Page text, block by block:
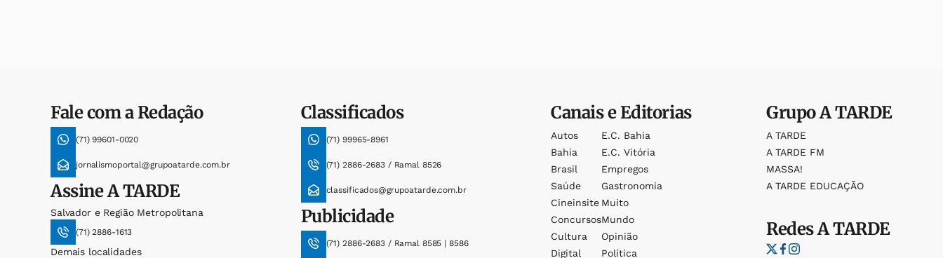
Fale com a Redação
(71) 99601-0020
jornalismoportal@grupoatarde.com.br
AssineA TARDE
Salvador e Região Metropolitana
(71) 2886-1613
Demais localidades
Classificados
(71) 99965-8961
(71) 2886-2683 / Ramal 8526
classificados@grupoatarde.com.br
Publicidade
(71) 2886-2683 / Ramal 8585 | 8586
Canais e Editorias
Autos
Bahia
Brasil
Saúde
Cineinsite
Concursos
Cultura
Digital
E.c. Bahia
E.c. Vitória
Empregos
Gastronomia
Muito
Mundo
Opinião
Política
GrupoA TARDE
A TARDE
A TARDE FM
MASSA!
A TARDE EDUCAÇÃO
RedesA TARDE